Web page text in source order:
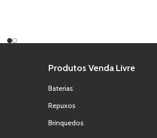
Produtos Venda Livre
Baterias
Repuxos
Brinquedos